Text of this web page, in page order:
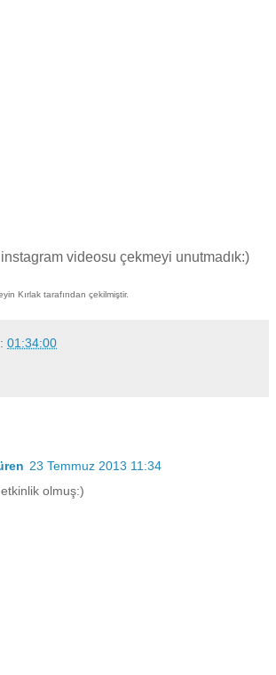
videosu çekmeyi unutmadık:)
Kırlak tarafından çekilmiştir.
01:34:00
23 Temmuz 2013 11:34
olmuş:)